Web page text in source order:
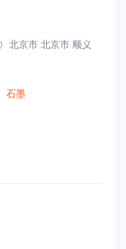
北京市 北京市 顺义
石墨